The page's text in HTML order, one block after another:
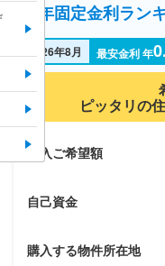
10年固定金利ラン
2026年8月 最安金利 年
ピッタリの
借入ご希望額
自己資金
購入する物件所在地